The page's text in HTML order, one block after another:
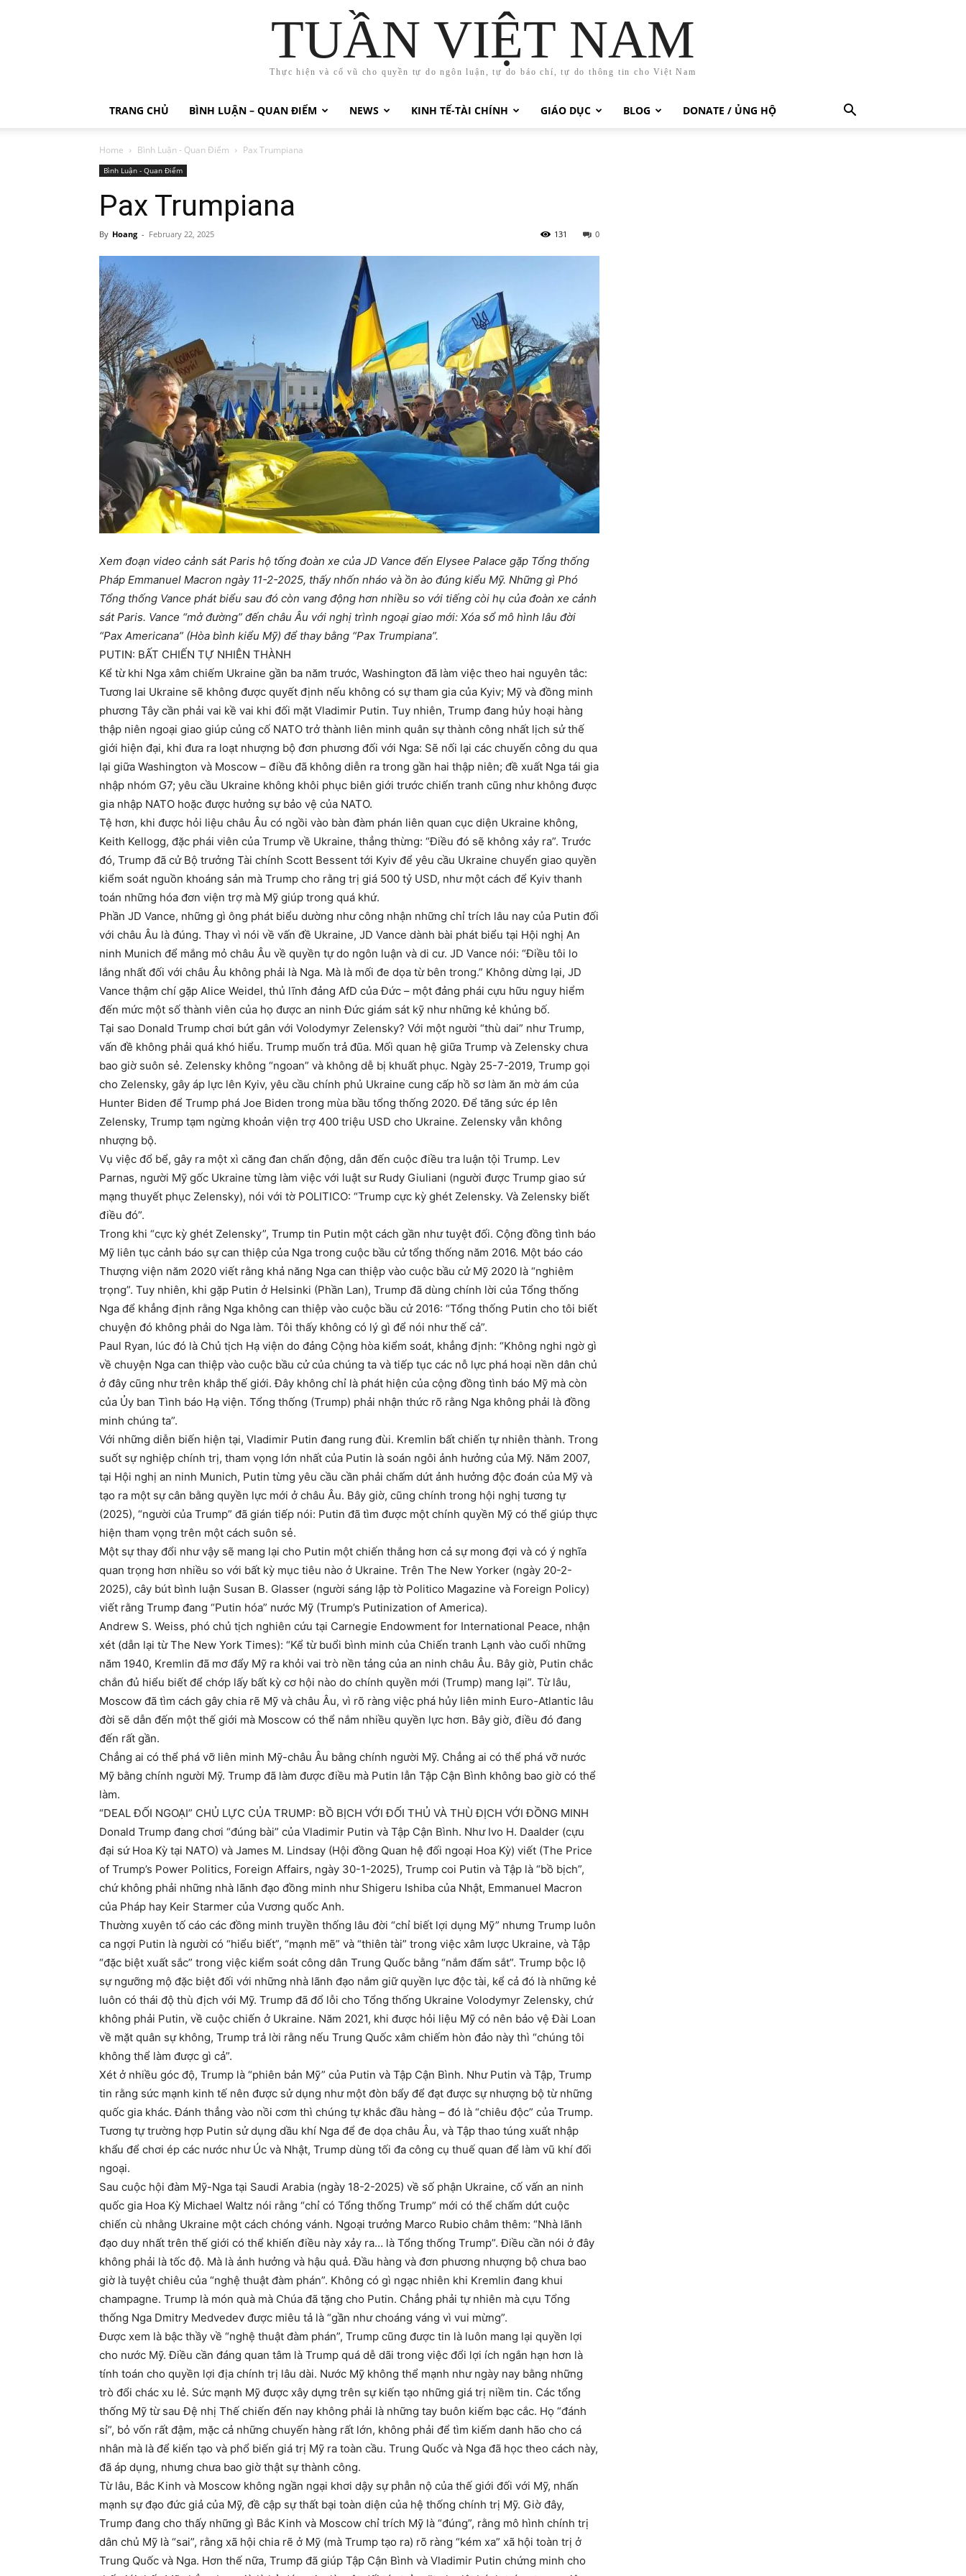
TUẦN VIỆT NAM
Thực hiện và cổ vũ cho quyền tự do ngôn luận, tự do báo chí, tự do thông tin cho Việt Nam
TRANG CHỦ BÌNH LUẬN – QUAN ĐIỂM NEWS KINH TẾ-TÀI CHÍNH GIÁO DỤC BLOG DONATE / ỦNG HỘ
Home Bình Luận - Quan Điểm Pax Trumpiana
Bình Luận - Quan Điểm
Pax Trumpiana
By Hoang - February 22, 2025 0
131
Xem đoạn video cảnh sát Paris hộ tống đoàn xe của JD Vance đến Elysee Palace gặp Tổng thống
Pháp Emmanuel Macron ngày 11-2-2025, thấy nhốn nháo và ồn ào đúng kiểu Mỹ. Những gì Phó
Tổng thống Vance phát biểu sau đó còn vang động hơn nhiều so với tiếng còi hụ của đoàn xe cảnh
sát Paris. Vance “mở đường” đến châu Âu với nghị trình ngoại giao mới: Xóa sổ mô hình lâu đời
“Pax Americana” (Hòa bình kiểu Mỹ) để thay bằng “Pax Trumpiana”.
PUTIN: BẤT CHIẾN TỰ NHIÊN THÀNH
Kể từ khi Nga xâm chiếm Ukraine gần ba năm trước, Washington đã làm việc theo hai nguyên tắc:
Tương lai Ukraine sẽ không được quyết định nếu không có sự tham gia của Kyiv; Mỹ và đồng minh
phương Tây cần phải vai kề vai khi đối mặt Vladimir Putin. Tuy nhiên, Trump đang hủy hoại hàng
thập niên ngoại giao giúp củng cố NATO trở thành liên minh quân sự thành công nhất lịch sử thế
giới hiện đại, khi đưa ra loạt nhượng bộ đơn phương đối với Nga: Sẽ nối lại các chuyến công du qua
lại giữa Washington và Moscow – điều đã không diễn ra trong gần hai thập niên; đề xuất Nga tái gia
nhập nhóm G7; yêu cầu Ukraine không khôi phục biên giới trước chiến tranh cũng như không được
gia nhập NATO hoặc được hưởng sự bảo vệ của NATO.
Tệ hơn, khi được hỏi liệu châu Âu có ngồi vào bàn đàm phán liên quan cục diện Ukraine không,
Keith Kellogg, đặc phái viên của Trump về Ukraine, thẳng thừng: “Điều đó sẽ không xảy ra”. Trước
đó, Trump đã cử Bộ trưởng Tài chính Scott Bessent tới Kyiv để yêu cầu Ukraine chuyển giao quyền
kiểm soát nguồn khoáng sản mà Trump cho rằng trị giá 500 tỷ USD, như một cách để Kyiv thanh
toán những hóa đơn viện trợ mà Mỹ giúp trong quá khứ.
Phần JD Vance, những gì ông phát biểu dường như công nhận những chỉ trích lâu nay của Putin đối
với châu Âu là đúng. Thay vì nói về vấn đề Ukraine, JD Vance dành bài phát biểu tại Hội nghị An
ninh Munich để mắng mỏ châu Âu về quyền tự do ngôn luận và di cư. JD Vance nói: “Điều tôi lo
lắng nhất đối với châu Âu không phải là Nga. Mà là mối đe dọa từ bên trong.” Không dừng lại, JD
Vance thậm chí gặp Alice Weidel, thủ lĩnh đảng AfD của Đức – một đảng phái cựu hữu nguy hiểm
đến mức một số thành viên của họ được an ninh Đức giám sát kỹ như những kẻ khủng bố.
Tại sao Donald Trump chơi bứt gân với Volodymyr Zelensky? Với một người “thù dai” như Trump,
vấn đề không phải quá khó hiểu. Trump muốn trả đũa. Mối quan hệ giữa Trump và Zelensky chưa
bao giờ suôn sẻ. Zelensky không “ngoan” và không dễ bị khuất phục. Ngày 25-7-2019, Trump gọi
cho Zelensky, gây áp lực lên Kyiv, yêu cầu chính phủ Ukraine cung cấp hồ sơ làm ăn mờ ám của
Hunter Biden để Trump phá Joe Biden trong mùa bầu tổng thống 2020. Để tăng sức ép lên
Zelensky, Trump tạm ngừng khoản viện trợ 400 triệu USD cho Ukraine. Zelensky vẫn không
nhượng bộ.
Vụ việc đổ bể, gây ra một xì căng đan chấn động, dẫn đến cuộc điều tra luận tội Trump. Lev
Parnas, người Mỹ gốc Ukraine từng làm việc với luật sư Rudy Giuliani (người được Trump giao sứ
mạng thuyết phục Zelensky), nói với tờ POLITICO: “Trump cực kỳ ghét Zelensky. Và Zelensky biết
điều đó”.
Trong khi “cực kỳ ghét Zelensky”, Trump tin Putin một cách gần như tuyệt đối. Cộng đồng tình báo
Mỹ liên tục cảnh báo sự can thiệp của Nga trong cuộc bầu cử tổng thống năm 2016. Một báo cáo
Thượng viện năm 2020 viết rằng khả năng Nga can thiệp vào cuộc bầu cử Mỹ 2020 là “nghiêm
trọng”. Tuy nhiên, khi gặp Putin ở Helsinki (Phần Lan), Trump đã dùng chính lời của Tổng thống
Nga để khẳng định rằng Nga không can thiệp vào cuộc bầu cử 2016: “Tổng thống Putin cho tôi biết
chuyện đó không phải do Nga làm. Tôi thấy không có lý gì để nói như thế cả”.
Paul Ryan, lúc đó là Chủ tịch Hạ viện do đảng Cộng hòa kiểm soát, khẳng định: “Không nghi ngờ gì
về chuyện Nga can thiệp vào cuộc bầu cử của chúng ta và tiếp tục các nỗ lực phá hoại nền dân chủ
ở đây cũng như trên khắp thế giới. Đây không chỉ là phát hiện của cộng đồng tình báo Mỹ mà còn
của Ủy ban Tình báo Hạ viện. Tổng thống (Trump) phải nhận thức rõ rằng Nga không phải là đồng
minh chúng ta”.
Với những diễn biến hiện tại, Vladimir Putin đang rung đùi. Kremlin bất chiến tự nhiên thành. Trong
suốt sự nghiệp chính trị, tham vọng lớn nhất của Putin là soán ngôi ảnh hưởng của Mỹ. Năm 2007,
tại Hội nghị an ninh Munich, Putin từng yêu cầu cần phải chấm dứt ảnh hưởng độc đoán của Mỹ và
tạo ra một sự cân bằng quyền lực mới ở châu Âu. Bây giờ, cũng chính trong hội nghị tương tự
(2025), “người của Trump” đã gián tiếp nói: Putin đã tìm được một chính quyền Mỹ có thể giúp thực
hiện tham vọng trên một cách suôn sẻ.
Một sự thay đổi như vậy sẽ mang lại cho Putin một chiến thắng hơn cả sự mong đợi và có ý nghĩa
quan trọng hơn nhiều so với bất kỳ mục tiêu nào ở Ukraine. Trên The New Yorker (ngày 20-2-
2025), cây bút bình luận Susan B. Glasser (người sáng lập tờ Politico Magazine và Foreign Policy)
viết rằng Trump đang “Putin hóa” nước Mỹ (Trump’s Putinization of America).
Andrew S. Weiss, phó chủ tịch nghiên cứu tại Carnegie Endowment for International Peace, nhận
xét (dẫn lại từ The New York Times): “Kể từ buổi bình minh của Chiến tranh Lạnh vào cuối những
năm 1940, Kremlin đã mơ đẩy Mỹ ra khỏi vai trò nền tảng của an ninh châu Âu. Bây giờ, Putin chắc
chắn đủ hiểu biết để chớp lấy bất kỳ cơ hội nào do chính quyền mới (Trump) mang lại”. Từ lâu,
Moscow đã tìm cách gây chia rẽ Mỹ và châu Âu, vì rõ ràng việc phá hủy liên minh Euro-Atlantic lâu
đời sẽ dẫn đến một thế giới mà Moscow có thể nắm nhiều quyền lực hơn. Bây giờ, điều đó đang
đến rất gần.
Chẳng ai có thể phá vỡ liên minh Mỹ-châu Âu bằng chính người Mỹ. Chẳng ai có thể phá vỡ nước
Mỹ bằng chính người Mỹ. Trump đã làm được điều mà Putin lẫn Tập Cận Bình không bao giờ có thể
làm.
“DEAL ĐỐI NGOẠI” CHỦ LỰC CỦA TRUMP: BỒ BỊCH VỚI ĐỐI THỦ VÀ THÙ ĐỊCH VỚI ĐỒNG MINH
Donald Trump đang chơi “đúng bài” của Vladimir Putin và Tập Cận Bình. Như Ivo H. Daalder (cựu
đại sứ Hoa Kỳ tại NATO) và James M. Lindsay (Hội đồng Quan hệ đối ngoại Hoa Kỳ) viết (The Price
of Trump’s Power Politics, Foreign Affairs, ngày 30-1-2025), Trump coi Putin và Tập là “bồ bịch”,
chứ không phải những nhà lãnh đạo đồng minh như Shigeru Ishiba của Nhật, Emmanuel Macron
của Pháp hay Keir Starmer của Vương quốc Anh.
Thường xuyên tố cáo các đồng minh truyền thống lâu đời “chỉ biết lợi dụng Mỹ” nhưng Trump luôn
ca ngợi Putin là người có “hiểu biết”, “mạnh mẽ” và “thiên tài” trong việc xâm lược Ukraine, và Tập
“đặc biệt xuất sắc” trong việc kiểm soát công dân Trung Quốc bằng “nắm đấm sắt”. Trump bộc lộ
sự ngưỡng mộ đặc biệt đối với những nhà lãnh đạo nắm giữ quyền lực độc tài, kể cả đó là những kẻ
luôn có thái độ thù địch với Mỹ. Trump đã đổ lỗi cho Tổng thống Ukraine Volodymyr Zelensky, chứ
không phải Putin, về cuộc chiến ở Ukraine. Năm 2021, khi được hỏi liệu Mỹ có nên bảo vệ Đài Loan
về mặt quân sự không, Trump trả lời rằng nếu Trung Quốc xâm chiếm hòn đảo này thì “chúng tôi
không thể làm được gì cả”.
Xét ở nhiều góc độ, Trump là “phiên bản Mỹ” của Putin và Tập Cận Bình. Như Putin và Tập, Trump
tin rằng sức mạnh kinh tế nên được sử dụng như một đòn bẩy để đạt được sự nhượng bộ từ những
quốc gia khác. Đánh thẳng vào nồi cơm thì chúng tự khắc đầu hàng – đó là “chiêu độc” của Trump.
Tương tự trường hợp Putin sử dụng dầu khí Nga để đe dọa châu Âu, và Tập thao túng xuất nhập
khẩu để chơi ép các nước như Úc và Nhật, Trump dùng tối đa công cụ thuế quan để làm vũ khí đối
ngoại.
Sau cuộc hội đàm Mỹ-Nga tại Saudi Arabia (ngày 18-2-2025) về số phận Ukraine, cố vấn an ninh
quốc gia Hoa Kỳ Michael Waltz nói rằng “chỉ có Tổng thống Trump” mới có thể chấm dứt cuộc
chiến cù nhằng Ukraine một cách chóng vánh. Ngoại trưởng Marco Rubio châm thêm: “Nhà lãnh
đạo duy nhất trên thế giới có thể khiến điều này xảy ra… là Tổng thống Trump”. Điều cần nói ở đây
không phải là tốc độ. Mà là ảnh hưởng và hậu quả. Đầu hàng và đơn phương nhượng bộ chưa bao
giờ là tuyệt chiêu của “nghệ thuật đàm phán”. Không có gì ngạc nhiên khi Kremlin đang khui
champagne. Trump là món quà mà Chúa đã tặng cho Putin. Chẳng phải tự nhiên mà cựu Tổng
thống Nga Dmitry Medvedev được miêu tả là “gần như choáng váng vì vui mừng”.
Được xem là bậc thầy về “nghệ thuật đàm phán”, Trump cũng được tin là luôn mang lại quyền lợi
cho nước Mỹ. Điều cần đáng quan tâm là Trump quá dễ dãi trong việc đổi lợi ích ngắn hạn hơn là
tính toán cho quyền lợi địa chính trị lâu dài. Nước Mỹ không thể mạnh như ngày nay bằng những
trò đổi chác xu lẻ. Sức mạnh Mỹ được xây dựng trên sự kiến tạo những giá trị niềm tin. Các tổng
thống Mỹ từ sau Đệ nhị Thế chiến đến nay không phải là những tay buôn kiếm bạc cắc. Họ “đánh
sỉ”, bỏ vốn rất đậm, mặc cả những chuyến hàng rất lớn, không phải để tìm kiếm danh hão cho cá
nhân mà là để kiến tạo và phổ biến giá trị Mỹ ra toàn cầu. Trung Quốc và Nga đã học theo cách này,
đã áp dụng, nhưng chưa bao giờ thật sự thành công.
Từ lâu, Bắc Kinh và Moscow không ngần ngại khơi dậy sự phẫn nộ của thế giới đối với Mỹ, nhấn
mạnh sự đạo đức giả của Mỹ, đề cập sự thất bại toàn diện của hệ thống chính trị Mỹ. Giờ đây,
Trump đang cho thấy những gì Bắc Kinh và Moscow chỉ trích Mỹ là “đúng”, rằng mô hình chính trị
dân chủ Mỹ là “sai”, rằng xã hội chia rẽ ở Mỹ (mà Trump tạo ra) rõ ràng “kém xa” xã hội toàn trị ở
Trung Quốc và Nga. Hơn thế nữa, Trump đã giúp Tập Cận Bình và Vladimir Putin chứng minh cho